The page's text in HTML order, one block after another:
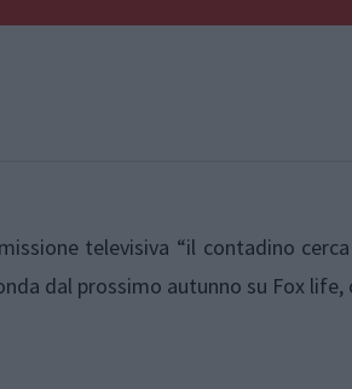
televisiva “il contadino
dal prossimo autunno su Fox